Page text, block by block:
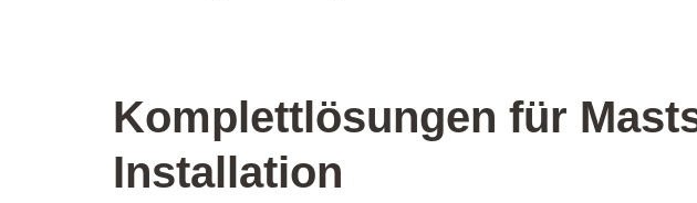
Komplettlösungen für
Installation